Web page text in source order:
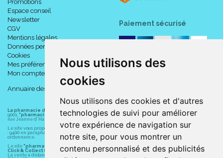
Nous utilisons des
cookies
Nous utilisons des cookies et d'autres
technologies de suivi pour améliorer
votre expérience de navigation sur
notre site, pour vous montrer un
contenu personnalisé et des publicités
Promotions
Espace conseil
Newsletter
CGV
Mentions légales
Données personnelles
Cookies
Mes préférences Cookies
Mon compte
Annuaire des pharmacies
Paiement sécurisé
La pharmacie du centre à Albert
(80300) est une pharmacie française certifiée ISO
9001. "pharmacie-du-centre-albert.fr " est le site internet de la pharmacie du centre
rue Jeanne d' Harcourt, 80300 Albert.
Le site vous propose un large choix de plus de 11000 références, au prix les plus bas possible
: 9400 en parapharmacie, animaux, orthopédie, matériel médical. 1700 en médicaments sans
ordonnance.
Le site "pharmacie-du-centre-albert.fr"
vous propose les service suivants :
Click & Collect (retrait gratuit dans la pharmacie).
La vente à distance chez vous et/ou chez un commerçant sur la France (Andorre, Monaco et